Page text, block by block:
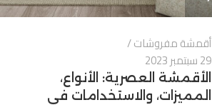
أقمشة مفروشات
29 سبتمبر 2023
الأقمشة العصرية: الأنواع،
المميزات، والاستخدامات في